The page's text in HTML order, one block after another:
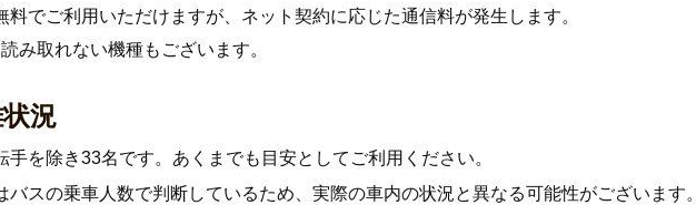
料でご利用いただけますが、ネット契約に応じた通信料が発生します。
み取れない機種もございます。
況
手を除き33名です。あくまでも目安としてご利用ください。
バスの乗車人数で判断しているため、実際の車内の状況と異なる可能性がございます。